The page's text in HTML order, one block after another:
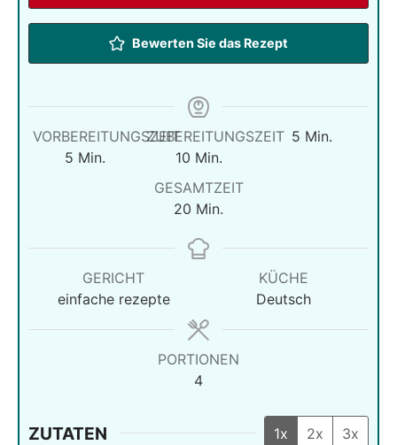
Bewerten Sie das Rezept
VORBEREITUNGSZEIT
5 Minuten
Min.
ZUBEREITUNGSZEIT
10Minuten
Min.
5 Minuten
Min.
GESAMTZEIT
20 Minuten
Min.
GERICHT
einfache rezepte
KÜCHE
Deutsch
PORTIONEN
4
ZUTATEN 1x 2x 3x